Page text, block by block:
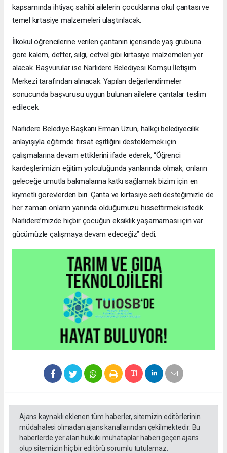
kapsamında ihtiyaç sahibi ailelerin çocuklarına okul çantası ve
temel kırtasiye malzemeleri ulaştırılacak.
İlkokul öğrencilerine verilen çantanın içerisinde yaş grubuna
göre kalem, defter, silgi, cetvel gibi kırtasiye malzemeleri yer
alacak. Başvurular ise Narlıdere Belediyesi Komşu İletişim
Merkezi tarafından alınacak. Yapılan değerlendirmeler
sonucunda başvurusu uygun bulunan ailelere çantalar teslim
edilecek.
Narlıdere Belediye Başkanı Erman Uzun, halkçı belediyecilik
anlayışıyla eğitimde fırsat eşitliğini desteklemek için
çalışmalarına devam ettiklerini ifade ederek, “Öğrenci
kardeşlerimizin eğitim yolculuğunda yanlarında olmak, onların
geleceğe umutla bakmalarına katkı sağlamak bizim için en
kıymetli görevlerden biri. Çanta ve kırtasiye seti desteğimizle de
her zaman onların yanında olduğumuzu hissettirmek istedik.
Narlıdere’mizde hiçbir çocuğun eksiklik yaşamaması için var
gücümüzle çalışmaya devam edeceğiz” dedi.
Ajans kaynaklı eklenen tüm haberler, sitemizin editörlerinin
müdahalesi olmadan ajans kanallarından çekilmektedir. Bu
haberlerde yer alan hukuki muhataplar haberi geçen ajans
olup sitemizin hiç bir editörü sorumlu tutulamaz.